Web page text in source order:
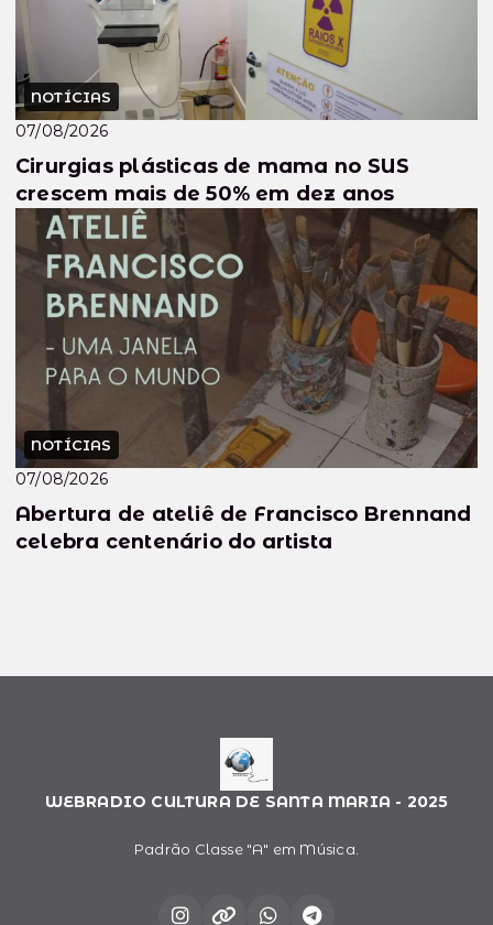
NOTÍCIAS
07/08/2026
Cirurgias plásticas de mama no SUS
crescem mais de 50% em dez anos
NOTÍCIAS
07/08/2026
Abertura de ateliê de Francisco Brennand
celebra centenário do artista
WEBRADIO CULTURA DE SANTA MARIA - 2025
Padrão Classe "A" em Música.